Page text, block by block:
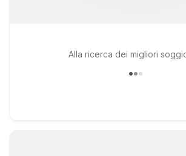
Alla ricerca dei migliori